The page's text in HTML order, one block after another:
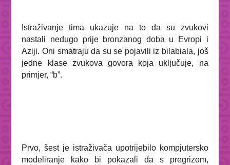
Istraživanje tima ukazuje na to da su zvukovi
nastali nedugo prije bronzanog doba u Evropi i
Aziji. Oni smatraju da su se pojavili iz bilabiala, još
jedne klase zvukova govora koja uključuje, na
primjer, “b”.
Prvo, šest je istraživača upotrijebilo kompjutersko
modeliranje kako bi pokazali da s pregrizom,